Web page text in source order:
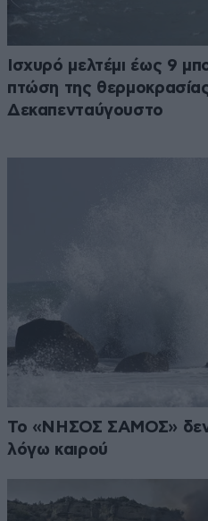
Ισχυρό μελτέμι έως 9
πτώση της
Δεκαπενταύγουστο
Το «ΝΗΣΟΣ ΣΑΜΟΣ» δεν
λόγω καιρού